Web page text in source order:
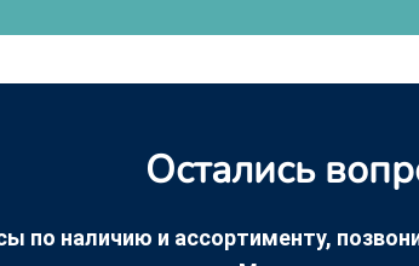
Остались
оставьте заявку. Мы свяжемся